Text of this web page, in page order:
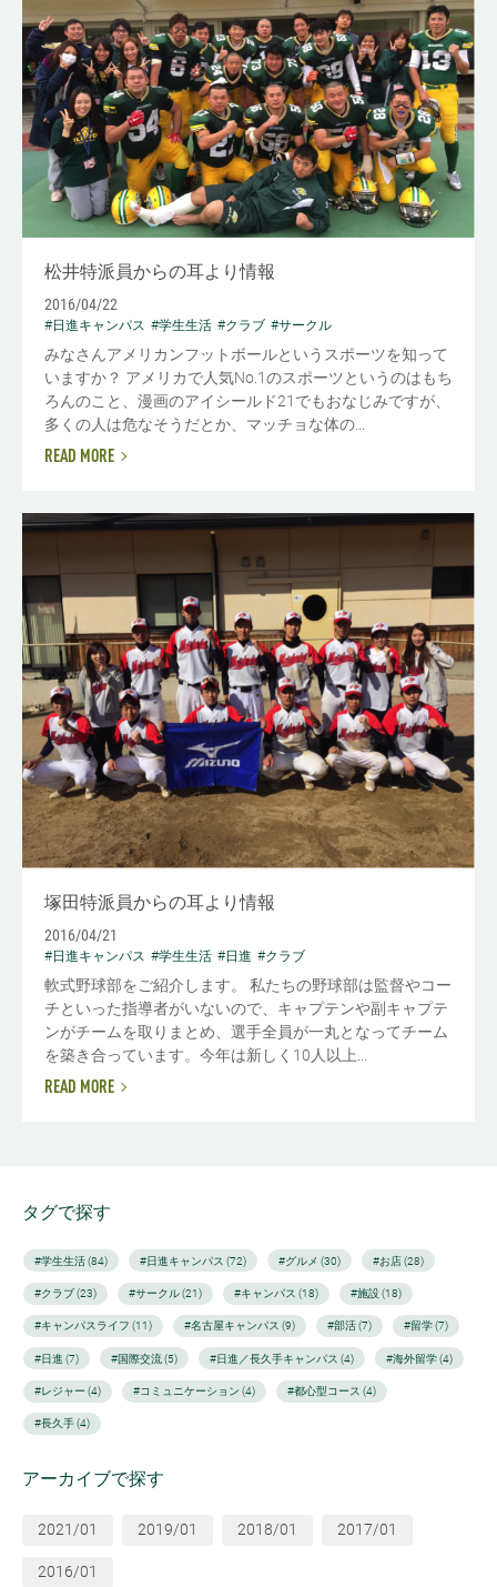
松井特派員からの耳より情報
2016/04/22
#日進キャンパス #学生生活 #クラブ #サークル
みなさんアメリカンフットボールというスポーツを知って
いますか？ アメリカで人気No.1のスポーツというのはもち
ろんのこと、漫画のアイシールド21でもおなじみですが、
多くの人は危なそうだとか、マッチョな体の...
READ MORE
塚田特派員からの耳より情報
2016/04/21
#日進キャンパス #学生生活 #日進 #クラブ
軟式野球部をご紹介します。 私たちの野球部は監督やコー
チといった指導者がいないので、キャプテンや副キャプテ
ンがチームを取りまとめ、選手全員が一丸となってチーム
を築き合っています。今年は新しく10人以上...
READ MORE
タグで探す
#学生生活 (84) #日進キャンパス (72) #グルメ (30) #お店 (28)
#クラブ (23) #サークル (21) #キャンパス (18) #施設 (18)
#キャンパスライフ (11) #名古屋キャンパス (9) #部活 (7) #留学 (7)
#日進 (7) #国際交流 (5) #日進／長久手キャンパス (4) #海外留学 (4)
#レジャー (4) #コミュニケーション (4) #都心型コース (4)
#長久手 (4)
アーカイブで探す
2021/01 2019/01 2018/01 2017/01
2016/01